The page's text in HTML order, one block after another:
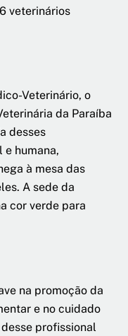
veterinários
Veterinário, o
da Paraíba
desses
e humana,
à mesa das
A sede da
cor verde para
na promoção da
e no cuidado
profissional